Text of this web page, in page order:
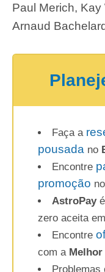
Paul Merich,
Arnaud
Faça a
pousada no
Encontre
promoção no
AstroPayé
zero aceita
Encontre
com a
Problemas